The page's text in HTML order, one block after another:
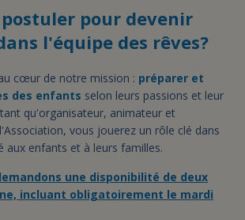
pour devenir
l'équipe des rêves?
cœur de notre mission : préparer et
des enfants selon leurs passions et leur
qu'organisateur, animateur et
vous jouerez un rôle clé dans
aux enfants et à leurs familles.
une disponibilité de deux
incluant obligatoirement le mardi